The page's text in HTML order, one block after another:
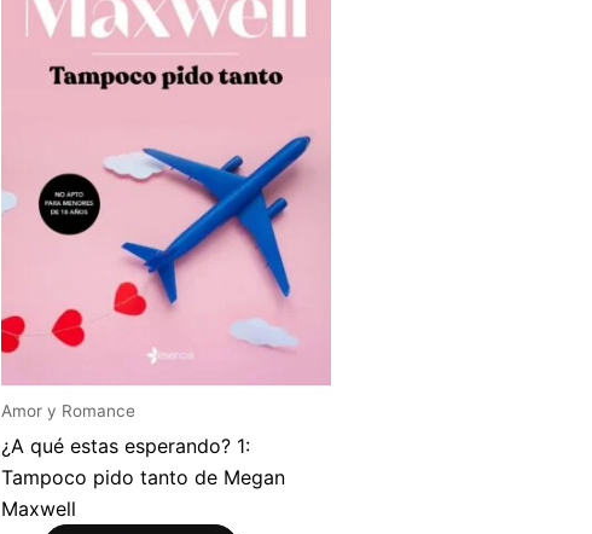
Amor y Romance
¿A qué estas esperando? 1:
Tampoco pido tanto de Megan
Maxwell